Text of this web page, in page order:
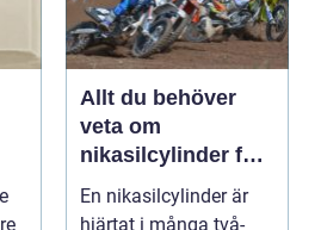
Allt du behöver
veta om
nikasilcylinder för
motorcykel och
snöskoter
En nikasilcylinder är
hjärtat i många två-